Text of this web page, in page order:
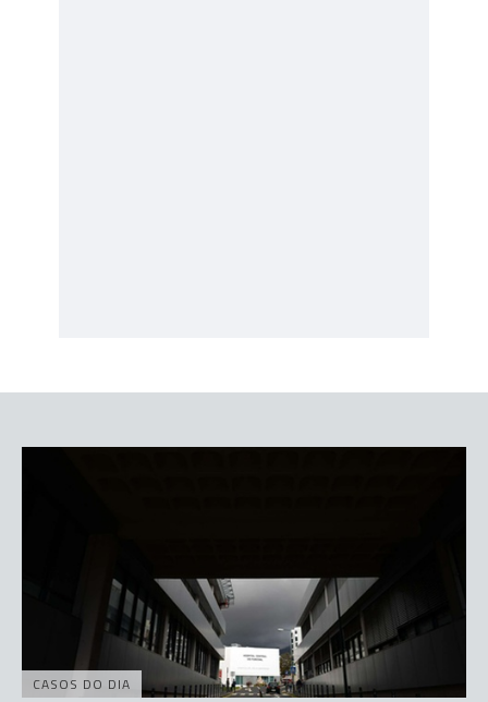
CASOS DO DIA